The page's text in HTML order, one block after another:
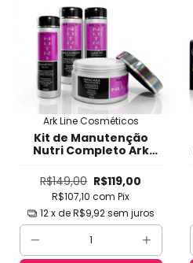
Ark Line Cosméticos
Kit de Manutenção
Nutri Completo Ark
Progressiva com
Protetor Térmico,
Prolonga Efeito,
Controla Frizz e Brilho
(Uso Diário)
R$149,00 R$119,00
R$107,10com Pix
12x deR$9,92sem juros